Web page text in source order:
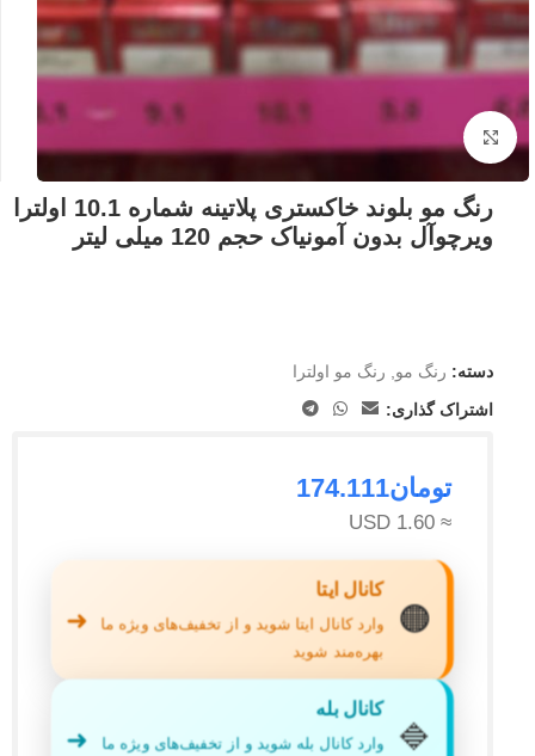
بزرگنمایی تصویر
رنگ مو بلوند خاکستری پلاتینه شماره 10.1 اولترا
ویرچوآل بدون آمونیاک حجم 120 میلی لیتر
دسته: رنگ مو, رنگ مو اولترا
اشتراک گذاری:
تومان174.111
≈ 1.60 USD
🟠
کانال ایتا
وارد کانال ایتا شوید و از تخفیف‌های ویژه ما
بهره‌مند شوید
➜
🔷
کانال بله
وارد کانال بله شوید و از تخفیف‌های ویژه ما ➜